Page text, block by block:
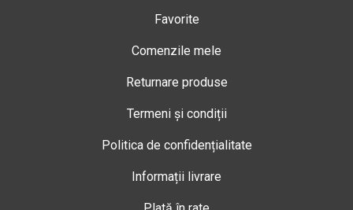
Favorite
Comenzile mele
Returnare produse
Termeni și condiții
Politica de confidențialitate
Informații livrare